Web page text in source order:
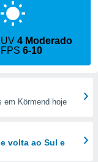
UV4 Moderado
FPS6-10
em Körmend hoje
volta ao Sul e